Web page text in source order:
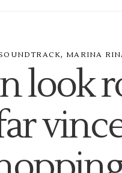
, MARINA
look